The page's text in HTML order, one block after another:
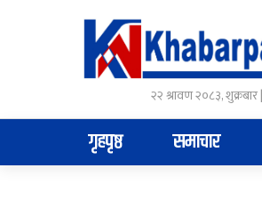
२२ श्रावण २०८३,
गृहपृष्ठ समाचार